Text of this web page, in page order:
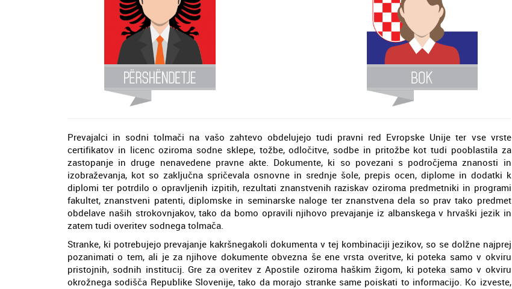
Prevajalci in sodni tolmači na vašo zahtevo obdelujejo tudi pravni red Evropske Unije ter vse vrste
certifikatov in licenc oziroma sodne sklepe, tožbe, odločitve, sodbe in pritožbe kot tudi pooblastila za
zastopanje in druge nenavedene pravne akte. Dokumente, ki so povezani s področjema znanosti in
izobraževanja, kot so zaključna spričevala osnovne in srednje šole, prepis ocen, diplome in dodatki k
diplomi ter potrdilo o opravljenih izpitih, rezultati znanstvenih raziskav oziroma predmetniki in programi
fakultet, znanstveni patenti, diplomske in seminarske naloge ter znanstvena dela so prav tako predmet
obdelave naših strokovnjakov, tako da bomo opravili njihovo prevajanje iz albanskega v hrvaški jezik in
zatem tudi overitev sodnega tolmača.
Stranke, ki potrebujejo prevajanje kakršnegakoli dokumenta v tej kombinaciji jezikov, so se dolžne najprej
pozanimati o tem, ali je za njihove dokumente obvezna še ene vrsta overitve, ki poteka samo v okviru
pristojnih, sodnih institucij. Gre za overitev z Apostile oziroma haškim žigom, ki poteka samo v okviru
okrožnega sodišča Republike Slovenije, tako da morajo stranke same poiskati to informacijo. Ko izveste,